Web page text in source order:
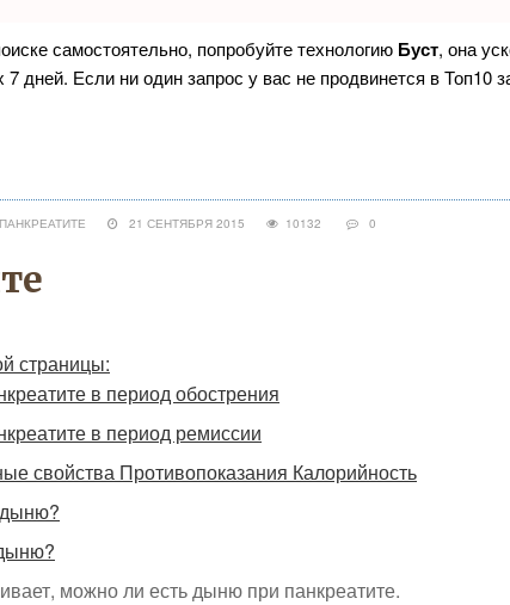
самостоятельно, попробуйте технологию Буст, она
дней. Если ни один запрос у вас не продвинется в Топ10
21 СЕНТЯБРЯ 2015 10132 0
страницы:
в период обострения
в период ремиссии
свойства Противопоказания Калорийность
можно ли естьдыню при панкреатите.